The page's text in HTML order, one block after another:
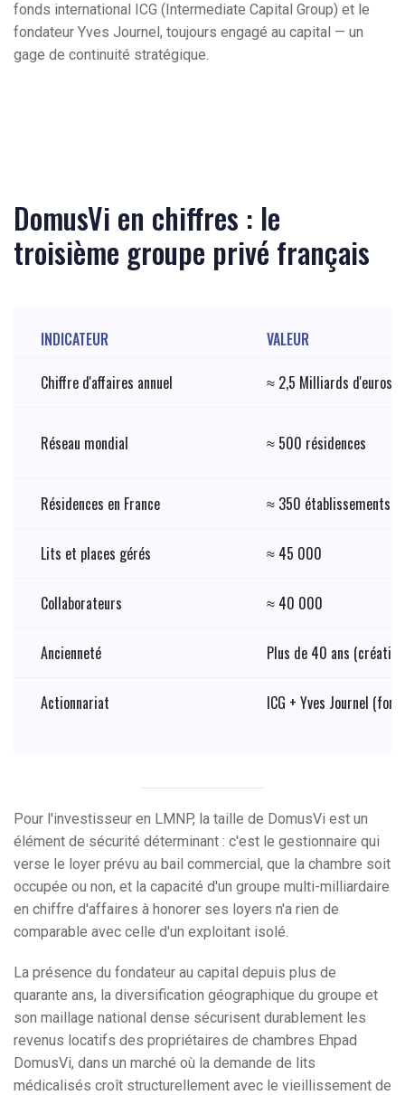
fonds international ICG (Intermediate Capital Group) et le
fondateur Yves Journel, toujours engagé au capital — un
gage de continuité stratégique.
DomusVi en chiffres : le
troisième groupe privé français
INDICATEUR
VALEUR
Chiffre d'affaires annuel
≈ 2,5 Milliards d'euros
Réseau mondial ≈ 500 résidences
Résidences en France ≈ 350 établissements
Lits et places gérés ≈ 45 000
Collaborateurs ≈ 40 000
Ancienneté Plus de 40 ans
Actionnariat ICG + Yves Journel
Pour l'investisseur en LMNP, la taille de DomusVi est un
élément de sécurité déterminant : c'est le gestionnaire qui
verse le loyer prévu au bail commercial, que la chambre soit
occupée ou non, et la capacité d'un groupe multi-milliardaire
en chiffre d'affaires à honorer ses loyers n'a rien de
comparable avec celle d'un exploitant isolé.
La présence du fondateur au capital depuis plus de
quarante ans, la diversification géographique du groupe et
son maillage national dense sécurisent durablement les
revenus locatifs des propriétaires de chambres Ehpad
DomusVi, dans un marché où la demande de lits
médicalisés croît structurellement avec le vieillissement de